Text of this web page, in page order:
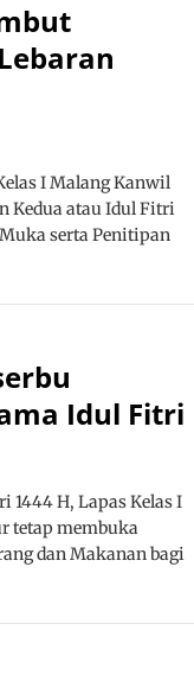
I Malang Kanwil
Kedua atau Idul Fitri
serta Penitipan
Idul Fitri
1444 H, Lapas Kelas I
tetap membuka
dan Makanan bagi